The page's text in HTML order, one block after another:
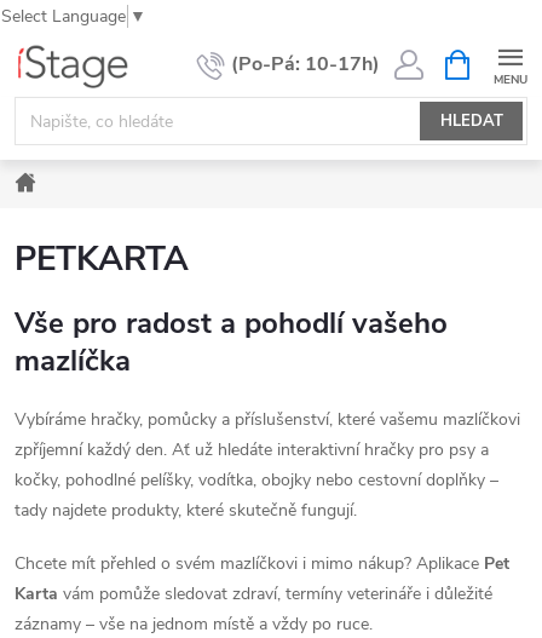
Select Language ▼
Přejít
obsah
HLEDAT
NÁKUPNÍ
KOŠÍK
PETKARTA
Vše pro radost a pohodlí vašeho
mazlíčka
Vybíráme hračky, pomůcky a příslušenství, které vašemu mazlíčkovi
zpříjemní každý den. Ať už hledáte interaktivní hračky pro psy a
kočky, pohodlné pelíšky, vodítka, obojky nebo cestovní doplňky –
tady najdete produkty, které skutečně fungují.
Chcete mít přehled o svém mazlíčkovi i mimo nákup? Aplikace Pet
Karta vám pomůže sledovat zdraví, termíny veterináře i důležité
záznamy – vše na jednom místě a vždy po ruce.